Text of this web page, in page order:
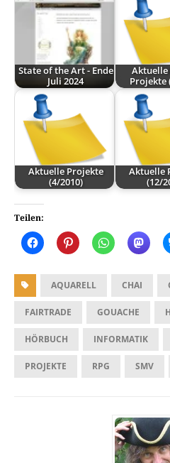
State of the Art - Ende
Juli 2024
Projekte
Aktuelle Projekte
(4/2010)
Aktuelle
(12/
Teilen:
AQUARELL CHAI
FAIRTRADE GOUACHE
HÖRBUCH INFORMATIK
PROJEKTE RPG SMV